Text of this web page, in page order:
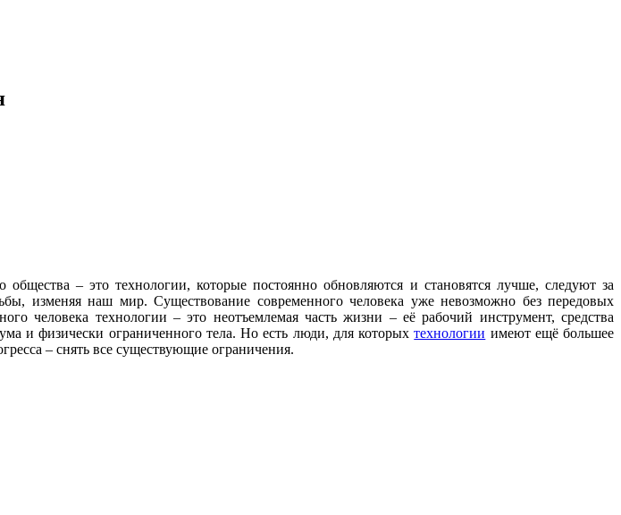
– это технологии, которые постоянно обновляются и становятся лучше, следуют за
изменяя наш мир. Существование современного человека уже невозможно без передовых
человека технологии – это неотъемлемая часть жизни – её рабочий инструмент, средства
и физически ограниченного тела. Но есть люди, для которыхтехнологии имеют ещё большее
– снять все существующие ограничения.